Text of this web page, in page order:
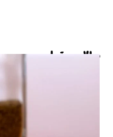
مطالب مرتبط ...